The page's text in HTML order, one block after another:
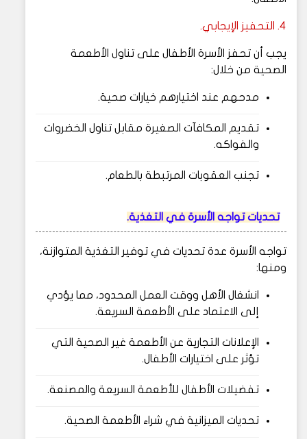
4. التحفيز الإيجابي.
يجب أن تحفز الأسرة الأطفال على تناول الأطعمة
الصحية من خلال:
مدحهم عند اختيارهم خيارات صحية.
تقديم المكافآت الصغيرة مقابل تناول الخضروات
والفواكه.
تجنب العقوبات المرتبطة بالطعام.
تحديات تواجه الأسرة في التغذية.
تواجه الأسرة عدة تحديات في توفير التغذية المتوازنة،
ومنها:
انشغال الأهل ووقت العمل المحدود، مما يؤدي
إلى الاعتماد على الأطعمة السريعة.
الإعلانات التجارية عن الأطعمة غير الصحية التي
تؤثر على اختيارات الأطفال.
تفضيلات الأطفال للأطعمة السريعة والمصنعة.
تحديات الميزانية في شراء الأطعمة الصحية.